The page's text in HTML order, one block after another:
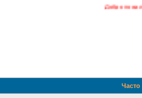
Добро пожаловать на наш